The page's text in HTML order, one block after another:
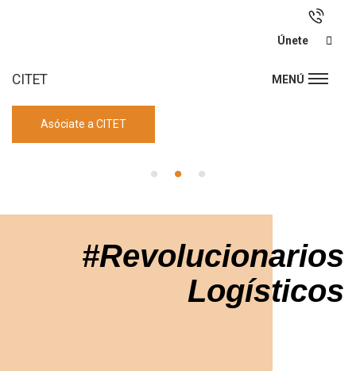
Únete
CITET MENÚ
Asóciate a CITET
#Revolucionarios
Logísticos